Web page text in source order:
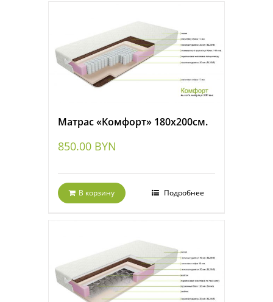
Матрас «Комфорт» 180х200см.
850.00 BYN
В корзину Подробнее